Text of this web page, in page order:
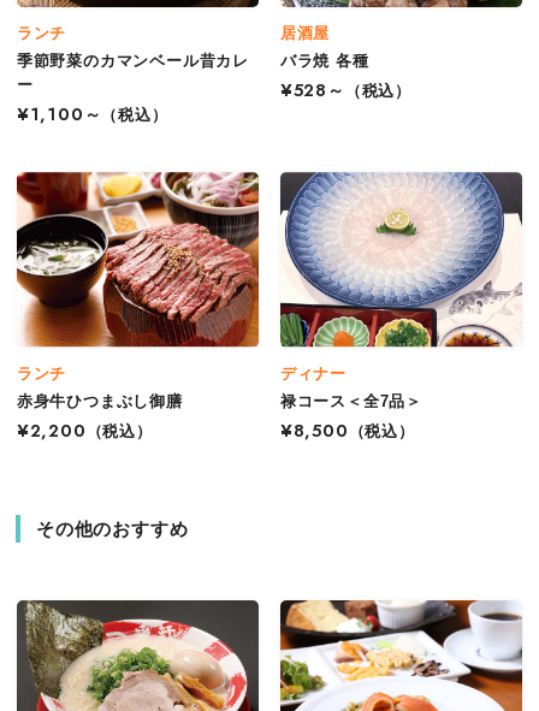
ランチ
季節野菜のカマンベール昔カレ
ー
¥1,100～
（税込）
居酒屋
バラ焼 各種
¥528～
（税込）
ランチ
赤身牛ひつまぶし御膳
¥2,200
（税込）
ディナー
禄コース＜全7品＞
¥8,500
（税込）
その他のおすすめ